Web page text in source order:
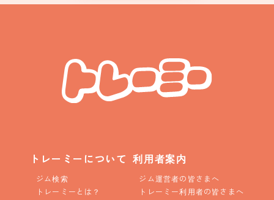
トレーミーについて
ジム検索
トレーミーとは？
利用者案内
ジム運営者の皆さまへ
トレーミー利用者の皆さまへ